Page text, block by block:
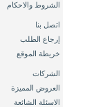
الشروط والاحكام
اتصل بنا
إرجاع الطلب
خريطة الموقع
الشركات
العروض المميزة
الاسئلة الشائعة